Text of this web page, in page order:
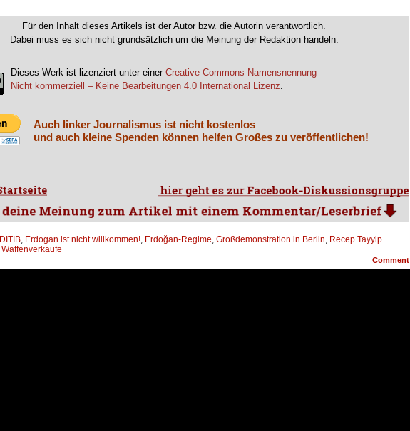
Für den Inhalt dieses Artikels ist der Autor bzw. die Autorin verantwortlich.
Dabei muss es sich nicht grundsätzlich um die Meinung der Redaktion handeln.
Dieses Werk ist lizenziert unter einer Creative Commons Namensnennung –
Nicht kommerziell – Keine Bearbeitungen 4.0 International Lizenz
Auch linker Journalismus ist nicht kostenlos
und auch kleine Spenden können helfen Großes zu veröffentlichen!
DITIB, Erdogan ist nicht willkommen!, Erdoğan-Regime, Großdemonstration in Berlin, Recep Tayyip
Waffenverkäufe
Comment